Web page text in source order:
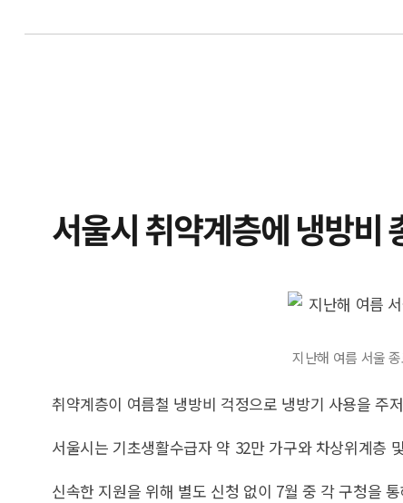
서울시 취약계층에 냉방비
지난해 여름 서울
취약계층이 여름철 냉방비 걱정으로 냉방기 사용을 주
서울시는 기초생활수급자 약 32만 가구와 차상위계층
신속한 지원을 위해 별도 신청 없이 7월 중 각 구청을